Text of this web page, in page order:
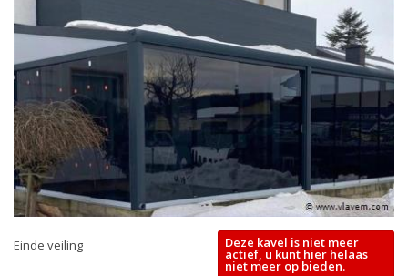
Einde veiling Deze kavel is niet meer
actief, u kunt hier helaas
niet meer op bieden.